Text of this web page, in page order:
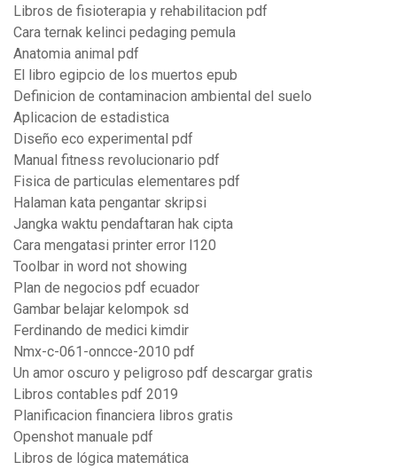
Libros de fisioterapia y rehabilitacion pdf
Cara ternak kelinci pedaging pemula
Anatomia animal pdf
El libro egipcio de los muertos epub
Definicion de contaminacion ambiental del suelo
Aplicacion de estadistica
Diseño eco experimental pdf
Manual fitness revolucionario pdf
Fisica de particulas elementares pdf
Halaman kata pengantar skripsi
Jangka waktu pendaftaran hak cipta
Cara mengatasi printer error l120
Toolbar in word not showing
Plan de negocios pdf ecuador
Gambar belajar kelompok sd
Ferdinando de medici kimdir
Nmx-c-061-onncce-2010 pdf
Un amor oscuro y peligroso pdf descargar gratis
Libros contables pdf 2019
Planificacion financiera libros gratis
Openshot manuale pdf
Libros de lógica matemática